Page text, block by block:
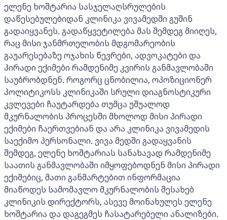
ელენე ხოშტარია სასჯელაღსრულების
დაწესებულებიდან კლინიკა ვივამედში გუშინ
გადაიყვანეს. გადაწყვეტილება მას შემდეგ მიიღეს,
რაც მისი ჯანმრთელობის მდგომარეობის
გაუარესებაზე ოჯახის წევრები, ადვოკატები და
პირადი ექიმები რამდენიმე კვირის განმავლობაში
საუბრობდნენ. როგორც ცნობილია, ოპოზიციონერ
პოლიტიკოსს კლინიკაში სრული დიაგნოსტიკური
კვლევები ჩაუტარდება თუმცა უშუალოდ
მკურნალობის პროცესში მხოლოდ მისი პირადი
ექიმები ჩაერთვებიან და არა კლინიკა ვივამედის
საექიმო პერსონალი. ვივა მედში გადაყვანის
შემდეგ, ელენე ხოშტარიას სანახავად რამდენიმე
საათის განმავლობაში იმყოფებოდნენ მისი პირადი
ექიმებიც, მათი განმარტებით ინფორმაცია
მიაწოდეს სამომავლო მკურნალობის შესახებ
კლინიკის დირექტორს, ასევე მოინახულეს ელენე
ხოშტარია და დაგეგმეს ჩასატარებელი ანალიზები.